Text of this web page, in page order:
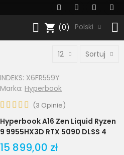
shopping_cart (0) Polski
12 Sortuj
INDEKS: X6FR559Y
Marka: Hyperbook
(3 Opinie)
Hyperbook A16 Zen Liquid Ryzen
9 9955HX3D RTX 5090 DLSS 4
15 899,00 zł